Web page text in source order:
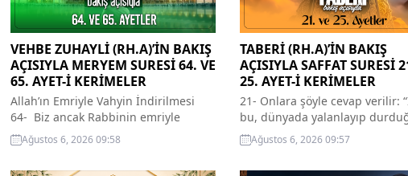
VEHBE ZUHAYLİ (RH.A)’İN BAKIŞ
AÇISIYLA MERYEM SURESİ 64. VE
65. AYET-İ KERİMELER
Allah’ın Emriyle Vahyin İndirilmesi
64- Biz ancak Rabbinin emriyle
ineriz. Önümüzdeki arkamızdaki ve
bunlar arasındakiler yalnız O’nundur.
Ağustos 6, 2026 09:58
TABERİ (RH.A)’İN BAKIŞ
AÇISIYLA SAFFAT SURESİ
25. AYET-İ KERİMELER
21- Onlara şöyle cevap verilir:
bu, dünyada yalanlayıp
hüküm günüdür.” Allah teala,
melekler ve müminler o
Ağustos 6, 2026 09:57